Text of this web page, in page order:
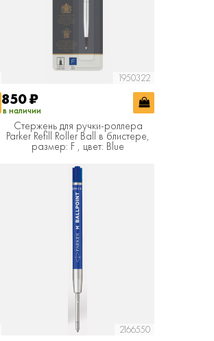
1950322
850₽
в наличии
Стержень для ручки-роллера
Parker Refill Roller Ball в блистере,
размер: F , цвет: Blue
2166550